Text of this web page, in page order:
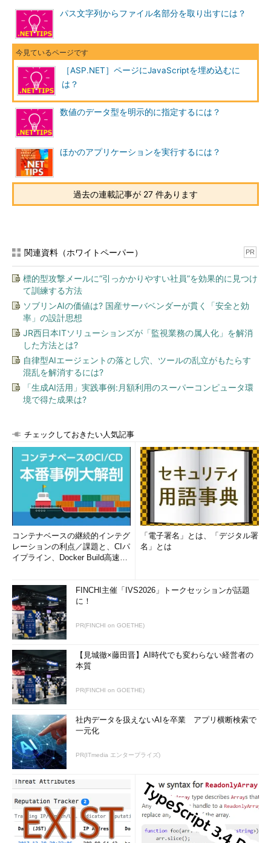
パス文字列からファイル名部分を取り出すには？
［ASP.NET］ページにJavaScriptを埋め込むに
は？
数値のデータ型を明示的に指定するには？
ほかのアプリケーションを実行するには？
過去の連載記事が 27 件あります
関連資料（ホワイトペーパー） PR
標的型攻撃メールに“引っかかりやすい社員”を効果的に見つけ
て訓練する方法
ソブリンAIの価値は? 国産サーバベンダーが貫く「安全と効
率」の設計思想
JR西日本ITソリューションズが「監視業務の属人化」を解消
した方法とは?
自律型AIエージェントの落とし穴、ツールの乱立がもたらす
混乱を解消するには?
「生成AI活用」実践事例:月額利用のスーパーコンピュータ環
境で得た成果は?
チェックしておきたい人気記事
コンテナベースの継続的インテグ
レーションの利点／課題と、CIパ
イプライン、Docker Build高速化
「電子署名」とは、「デジタル署
名」とは
FINCHI主催「IVS2026」トークセッションが話題
に！
PR(FINCHI on GOETHE)
【見城徹×藤田晋】AI時代でも変わらない経営者の
本質
PR(FINCHI on GOETHE)
社内データを扱えないAIを卒業 アプリ横断検索で
一元化
PR(ITmedia エンタープライズ)